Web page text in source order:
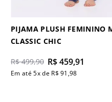
PIJAMA PLUSH FEMININO
CLASSIC CHIC
R$ 499,90 R$459,91
Em até5x de R$ 91 ,98